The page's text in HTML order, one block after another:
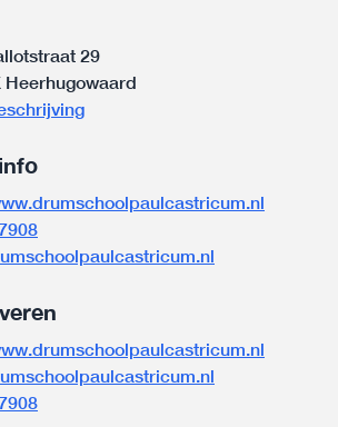
29
Heerhugowaard